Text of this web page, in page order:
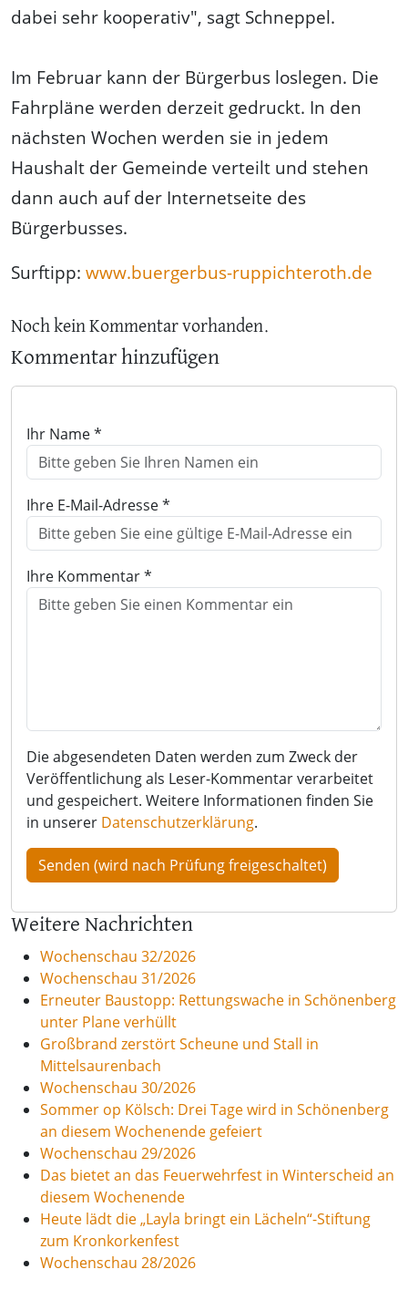
dabei sehr kooperativ", sagt Schneppel.
Im Februar kann der Bürgerbus loslegen. Die
Fahrpläne werden derzeit gedruckt. In den
nächsten Wochen werden sie in jedem
Haushalt der Gemeinde verteilt und stehen
dann auch auf der Internetseite des
Bürgerbusses.
Surftipp: www.buergerbus-ruppichteroth.de
Noch kein Kommentar vorhanden.
Kommentar hinzufügen
Ihr Name *
Ihre E-Mail-Adresse *
Ihre Kommentar *
Die abgesendeten Daten werden zum Zweck der
Veröffentlichung als Leser-Kommentar verarbeitet
und gespeichert. Weitere Informationen finden Sie
in unserer Datenschutzerklärung.
Weitere Nachrichten
Wochenschau 32/2026
Wochenschau 31/2026
Erneuter Baustopp: Rettungswache in Schönenberg
unter Plane verhüllt
Großbrand zerstört Scheune und Stall in
Mittelsaurenbach
Wochenschau 30/2026
Sommer op Kölsch: Drei Tage wird in Schönenberg
an diesem Wochenende gefeiert
Wochenschau 29/2026
Das bietet an das Feuerwehrfest in Winterscheid an
diesem Wochenende
Heute lädt die „Layla bringt ein Lächeln“-Stiftung
zum Kronkorkenfest
Wochenschau 28/2026